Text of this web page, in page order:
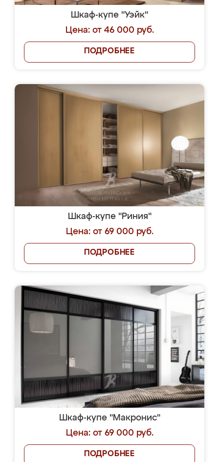
Шкаф-купе "Уэйк"
Цена: от 46 000 руб.
ПОДРОБНЕЕ
Шкаф-купе "Риния"
Цена: от 69 000 руб.
ПОДРОБНЕЕ
Шкаф-купе "Макронис"
Цена: от 69 000 руб.
ПОДРОБНЕЕ